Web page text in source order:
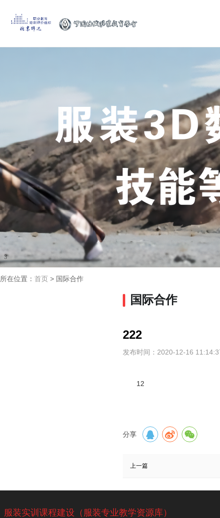
3
所在位置： 首页 > 国际合作
国际合作
222
发布时间：2020-12-16
12
分享
上一篇
服装实训课程建设（服装专业教学资源库）